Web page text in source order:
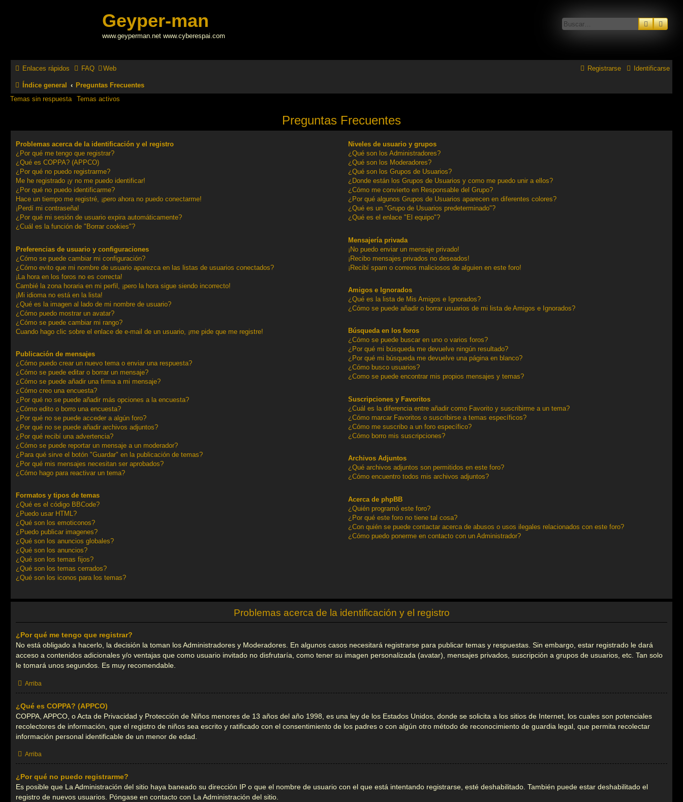
Geyper-man
www.geyperman.net www.cyberespai.com
Buscar
Enlaces rápidos FAQ Web Identificarse
Registrarse
Índice general
Preguntas Frecuentes
Temas sin respuesta
Temas activos
Preguntas Frecuentes
Problemas acerca de la identificación y el registro
¿Por qué me tengo que registrar?
¿Qué es COPPA? (APPCO)
¿Por qué no puedo registrarme?
Me he registrado ¡y no me puedo identificar!
¿Por qué no puedo identificarme?
Hace un tiempo me registré, ¡pero ahora no puedo conectarme!
¡Perdí mi contraseña!
¿Por qué mi sesión de usuario expira automáticamente?
¿Cuál es la función de "Borrar cookies"?
Preferencias de usuario y configuraciones
¿Cómo se puede cambiar mi configuración?
¿Cómo evito que mi nombre de usuario aparezca en las listas de usuarios conectados?
¡La hora en los foros no es correcta!
Cambié la zona horaria en mi perfil, ¡pero la hora sigue siendo incorrecto!
¡Mi idioma no está en la lista!
¿Qué es la imagen al lado de mi nombre de usuario?
¿Cómo puedo mostrar un avatar?
¿Cómo se puede cambiar mi rango?
Cuando hago clic sobre el enlace de e-mail de un usuario, ¡me pide que me registre!
Publicación de mensajes
¿Cómo puedo crear un nuevo tema o enviar una respuesta?
¿Cómo se puede editar o borrar un mensaje?
¿Cómo se puede añadir una firma a mi mensaje?
¿Cómo creo una encuesta?
¿Por qué no se puede añadir más opciones a la encuesta?
¿Cómo edito o borro una encuesta?
¿Por qué no se puede acceder a algún foro?
¿Por qué no se puede añadir archivos adjuntos?
¿Por qué recibí una advertencia?
¿Cómo se puede reportar un mensaje a un moderador?
¿Para qué sirve el botón "Guardar" en la publicación de temas?
¿Por qué mis mensajes necesitan ser aprobados?
¿Cómo hago para reactivar un tema?
Formatos y tipos de temas
¿Qué es el código BBCode?
¿Puedo usar HTML?
¿Qué son los emoticonos?
¿Puedo publicar imagenes?
¿Qué son los anuncios globales?
¿Qué son los anuncios?
¿Qué son los temas fijos?
¿Qué son los temas cerrados?
¿Qué son los iconos para los temas?
Niveles de usuario y grupos
¿Qué son los Administradores?
¿Qué son los Moderadores?
¿Qué son los Grupos de Usuarios?
¿Donde están los Grupos de Usuarios y como me puedo unir a ellos?
¿Cómo me convierto en Responsable del Grupo?
¿Por qué algunos Grupos de Usuarios aparecen en diferentes colores?
¿Qué es un "Grupo de Usuarios predeterminado"?
¿Qué es el enlace "El equipo"?
Mensajería privada
¡No puedo enviar un mensaje privado!
¡Recibo mensajes privados no deseados!
¡Recibí spam o correos maliciosos de alguien en este foro!
Amigos e Ignorados
¿Qué es la lista de Mis Amigos e Ignorados?
¿Cómo se puede añadir o borrar usuarios de mi lista de Amigos e Ignorados?
Búsqueda en los foros
¿Cómo se puede buscar en uno o varios foros?
¿Por qué mi búsqueda me devuelve ningún resultado?
¿Por qué mi búsqueda me devuelve una página en blanco?
¿Cómo busco usuarios?
¿Como se puede encontrar mis propios mensajes y temas?
Suscripciones y Favoritos
¿Cuál es la diferencia entre añadir como Favorito y suscribirme a un tema?
¿Cómo marcar Favoritos o suscribirse a temas específicos?
¿Cómo me suscribo a un foro específico?
¿Cómo borro mis suscripciones?
Archivos Adjuntos
¿Qué archivos adjuntos son permitidos en este foro?
¿Cómo encuentro todos mis archivos adjuntos?
Acerca de phpBB
¿Quién programó este foro?
¿Por qué este foro no tiene tal cosa?
¿Con quién se puede contactar acerca de abusos o usos ilegales relacionados con este foro?
¿Cómo puedo ponerme en contacto con un Administrador?
Problemas acerca de la identificación y el registro
¿Por qué me tengo que registrar?
No está obligado a hacerlo, la decisión la toman los Administradores y Moderadores. En algunos casos necesitará registrarse para publicar temas y respuestas. Sin embargo, estar registrado le dará
acceso a contenidos adicionales y/o ventajas que como usuario invitado no disfrutaría, como tener su imagen personalizada (avatar), mensajes privados, suscripción a grupos de usuarios, etc. Tan solo
le tomará unos segundos. Es muy recomendable.
Arriba
¿Qué es COPPA? (APPCO)
COPPA, APPCO, o Acta de Privacidad y Protección de Niños menores de 13 años del año 1998, es una ley de los Estados Unidos, donde se solicita a los sitios de Internet, los cuales son potenciales
recolectores de información, que el registro de niños sea escrito y ratificado con el consentimiento de los padres o con algún otro método de reconocimiento de guardia legal, que permita recolectar
información personal identificable de un menor de edad.
Arriba
¿Por qué no puedo registrarme?
Es posible que La Administración del sitio haya baneado su dirección IP o que el nombre de usuario con el que está intentando registrarse, esté deshabilitado. También puede estar deshabilitado el
registro de nuevos usuarios. Póngase en contacto con La Administración del sitio.